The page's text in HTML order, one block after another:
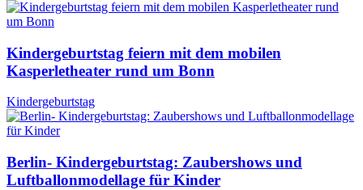
Kindergeburtstag feiern mit dem mobilen
Kasperletheater rund um Bonn
Kindergeburtstag
Berlin- Kindergeburtstag: Zaubershows und
Luftballonmodellage für Kinder